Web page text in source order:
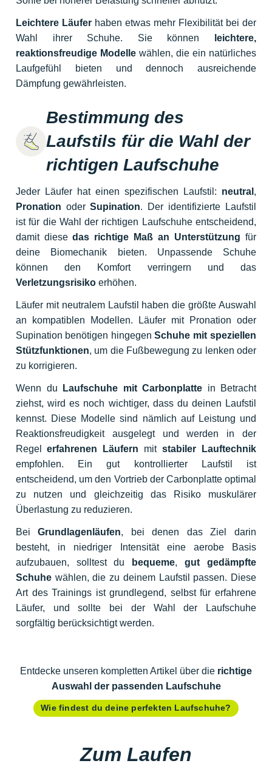
Leichtere Läufer haben etwas mehr Flexibilität bei der
Wahl ihrer Schuhe. Sie können
leichtere,
reaktionsfreudige Modelle wählen, die ein natürliches
Laufgefühl bieten und dennoch ausreichende
Dämpfung gewährleisten.
Bestimmung des
Laufstils für die Wahl der
richtigen Laufschuhe
Jeder Läufer hat einen spezifischen Laufstil: neutral ,
Pronation oder Supination. Der identifizierte Laufstil
ist für die Wahl der richtigen Laufschuhe entscheidend,
damit diese das richtige Maß an Unterstützung für
deine Biomechanik bieten. Unpassende Schuhe
können den Komfort verringern und das
Verletzungsrisiko erhöhen.
Läufer mit neutralem Laufstil haben die größte Auswahl
an kompatiblen Modellen. Läufer mit Pronation oder
Supination benötigen hingegen Schuhe mit speziellen
Stützfunktionen, um die Fußbewegung zu lenken oder
zu korrigieren.
Wenn du Laufschuhe mit Carbonplatte in Betracht
ziehst, wird es noch wichtiger, dass du deinen Laufstil
kennst. Diese Modelle sind nämlich auf Leistung und
Reaktionsfreudigkeit ausgelegt und werden in der
Regel erfahrenen Läufern mit stabiler Lauftechnik
empfohlen. Ein gut kontrollierter Laufstil ist
entscheidend, um den Vortrieb der Carbonplatte optimal
zu nutzen und gleichzeitig das Risiko muskulärer
Überlastung zu reduzieren.
Bei Grundlagenläufen, bei denen das Ziel darin
besteht, in niedriger Intensität eine aerobe Basis
aufzubauen, solltest du
bequeme, gut gedämpfte
Schuhe wählen, die zu deinem Laufstil passen. Diese
Art des Trainings ist grundlegend, selbst für erfahrene
Läufer, und sollte bei der Wahl der Laufschuhe
sorgfältig berücksichtigt werden.
Entdecke unseren kompletten Artikel über die richtige
Auswahl der passenden Laufschuhe
Wie findest du deine perfekten Laufschuhe?
Zum Laufen